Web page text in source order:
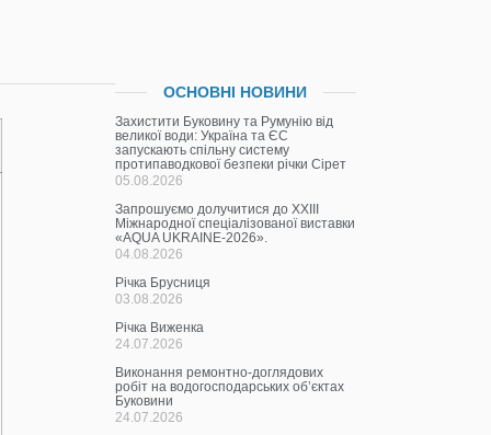
ОСНОВНІ НОВИНИ
Захистити Буковину та Румунію від
великої води: Україна та ЄС
запускають спільну систему
протипаводкової безпеки річки Сірет
05.08.2026
Запрошуємо долучитися до ХХІІІ
Міжнародної спеціалізованої виставки
«AQUA UKRAINE-2026».
04.08.2026
Річка Брусниця
03.08.2026
Річка Виженка
24.07.2026
Виконання ремонтно-доглядових
робіт на водогосподарських об’єктах
Буковини
24.07.2026